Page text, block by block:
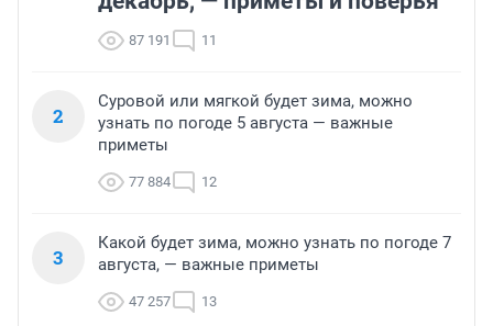
87 191 11
2
Суровой или мягкой будет зима, можно
узнать по погоде 5 августа — важные
приметы
77 884 12
3
Какой будет зима, можно узнать по погоде 7
августа, — важные приметы
47 257 13